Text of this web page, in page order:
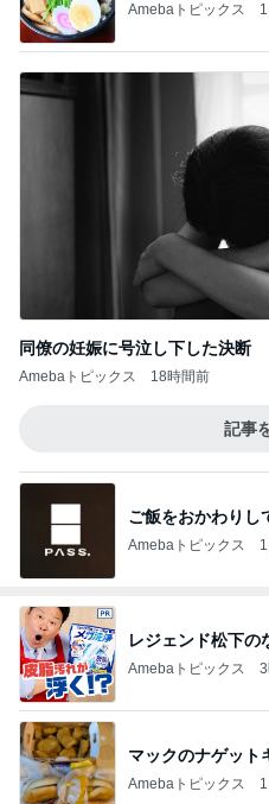
Amebaトピックス
同僚の妊娠に号泣し下した決断
Amebaトピックス 18時間前
記事
ご飯をおかわりし
Amebaトピックス
レジェンド松下の
Amebaトピックス
マックのナゲット
Amebaトピックス